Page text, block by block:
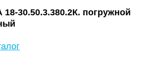
30.50.3.380.2К. погружной